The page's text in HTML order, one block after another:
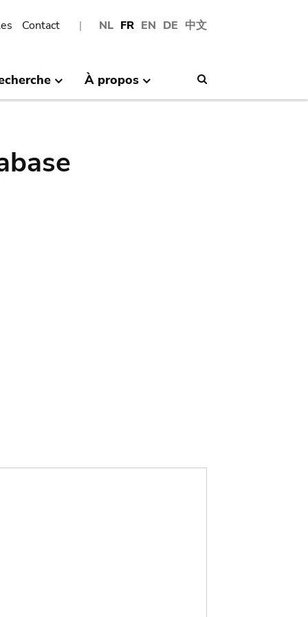
NL FR EN DE 中文
Contact
À propos